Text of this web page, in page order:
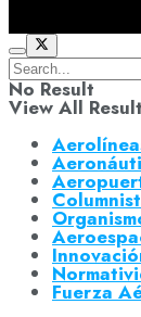
No Result
View All Result
Fuerza